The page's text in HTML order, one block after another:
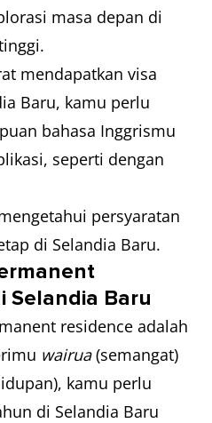
masa depan di
mendapatkan visa
Baru, kamu perlu
bahasa Inggrismu
seperti dengan
persyaratan
di Selandia Baru.
Selandia Baru
residence adalah
wairua(semangat)
kamu perlu
di Selandia Baru